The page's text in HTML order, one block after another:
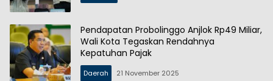
Pendapatan Probolinggo Anjlok Rp49 Miliar,
Wali Kota Tegaskan Rendahnya
Kepatuhan Pajak
Daerah 21 November 2025